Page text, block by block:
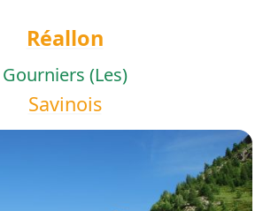
Réallon
Gourniers (Les)
Savinois